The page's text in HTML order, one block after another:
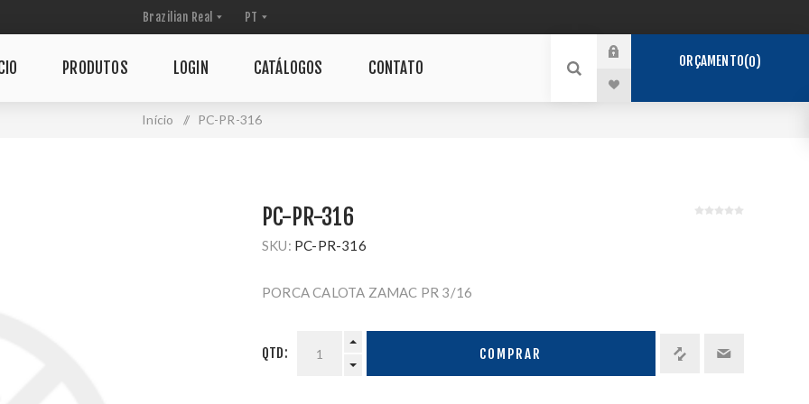
PRODUTOS LOGIN CATÁLOGOS CONTATO ORÇAMENTO 0
Início / PC-PR-316
PC-PR-316
SKU: PC-PR-316
PORCA CALOTA ZAMAC PR 3/16
QTD: COMPRAR